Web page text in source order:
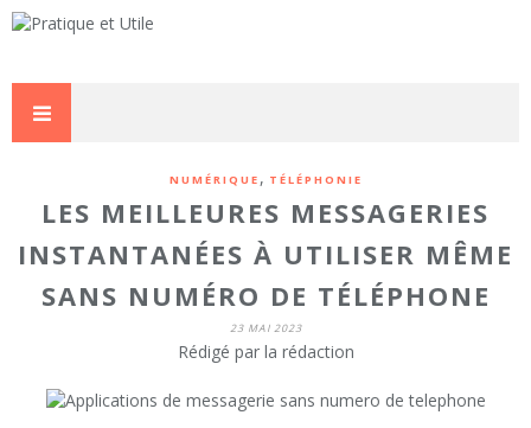
NUMÉRIQUE , TÉLÉPHONIE
LES MEILLEURES MESSAGERIES
INSTANTANÉES À UTILISER MÊME
SANS NUMÉRO DE TÉLÉPHONE
23 MAI 2023
Rédigé par la rédaction